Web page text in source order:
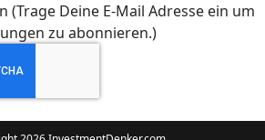
(Trage Deine E-Mail Adresse ein um
zu abonnieren.)